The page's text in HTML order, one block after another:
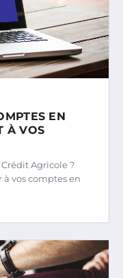
EN
À VOS
Agricole ?
vos comptes en